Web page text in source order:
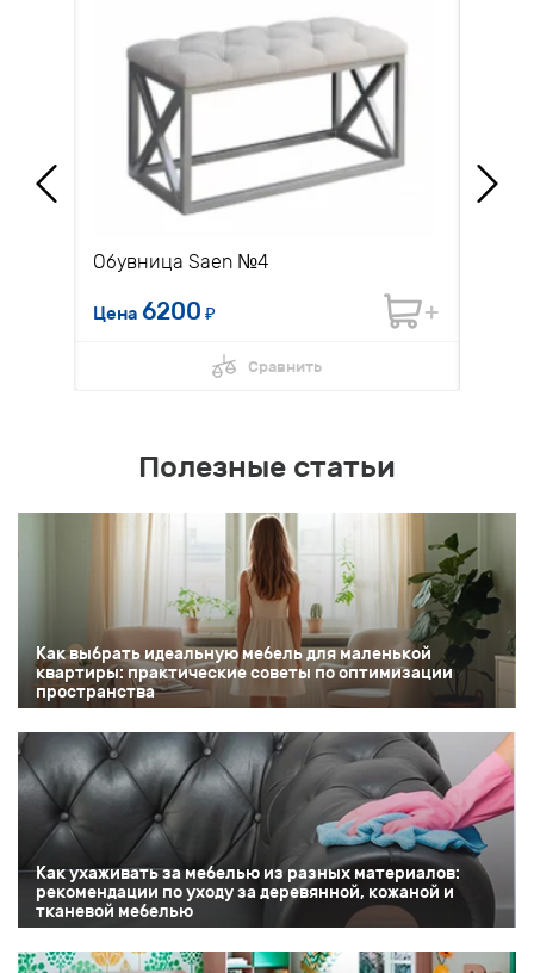
Обувница Saen №4
Цена 6200 ₽
Сравнить
Полезные статьи
Как выбрать идеальную мебель для маленькой
квартиры: практические советы по оптимизации
пространства
Как ухаживать за мебелью из разных материалов:
рекомендации по уходу за деревянной, кожаной и
тканевой мебелью